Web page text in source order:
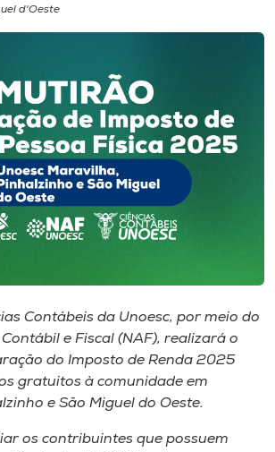
d'Oeste
Contábeis da Unoesc, por meio do
e Fiscal (NAF), realizará o
do Imposto de Renda 2025
gratuitos à comunidade em
e São Miguel do Oeste.
os contribuintes que possuem